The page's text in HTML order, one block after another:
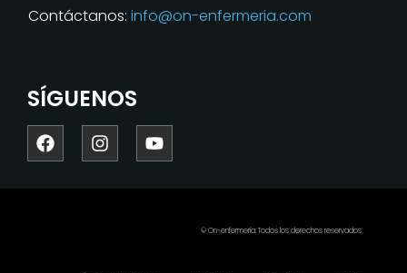
Contáctanos: info@on-enfermeria.com
SÍGUENOS
© On-enfermería: Todos los derechos reservados